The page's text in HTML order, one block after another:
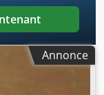
Annonce